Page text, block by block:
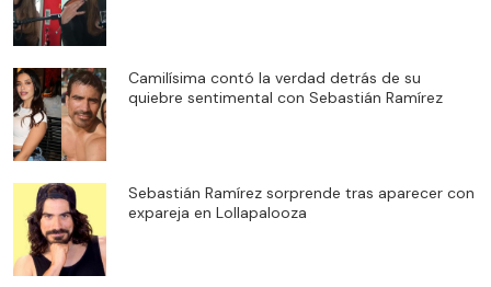
Camilísima contó la verdad detrás de su
quiebre sentimental con Sebastián Ramírez
Sebastián Ramírez sorprende tras aparecer con
expareja en Lollapalooza